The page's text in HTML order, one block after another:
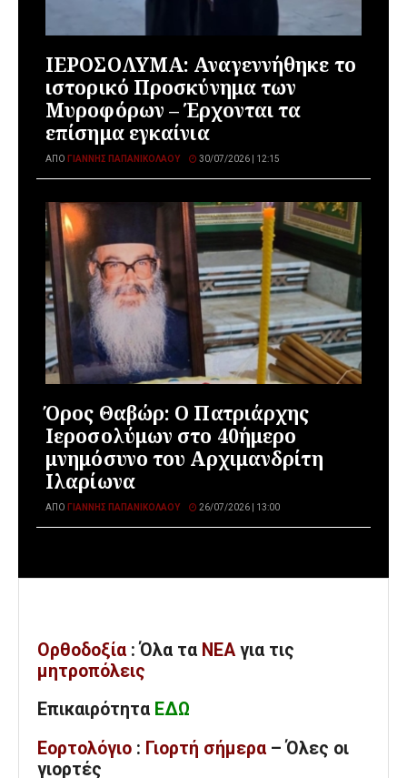
ΙΕΡΟΣΟΛΥΜΑ: Αναγεννήθηκε το
ιστορικό Προσκύνημα των
Μυροφόρων – Έρχονται τα
επίσημα εγκαίνια
ΑΠΌ ΓΙΆΝΝΗΣ ΠΑΠΑΝΙΚΟΛΆΟΥ 30/07/2026 | 12:15
Όρος Θαβώρ: Ο Πατριάρχης
Ιεροσολύμων στο 40ήμερο
μνημόσυνο του Αρχιμανδρίτη
Ιλαρίωνα
ΑΠΌ ΓΙΆΝΝΗΣ ΠΑΠΑΝΙΚΟΛΆΟΥ 26/07/2026 | 13:00
Ορθοδοξία : Όλα τα ΝΕΑ για τις
μητροπόλεις
Επικαιρότητα ΕΔΩ
Εορτολόγιο : Γιορτή σήμερα – Όλες οι
γιορτές